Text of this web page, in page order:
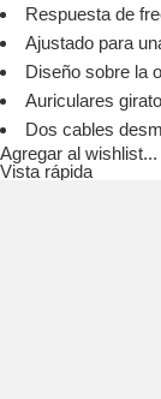
Respuesta de
Ajustado para
Diseño sobre la
Auriculares
Dos cables
Agregar al wishlist...
Vista rápida